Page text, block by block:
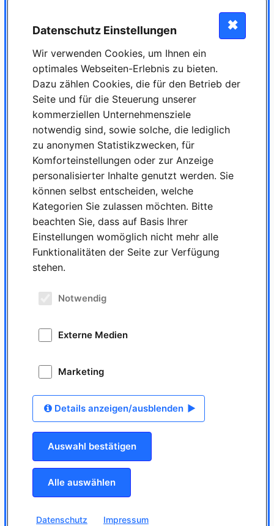
Erfahrung in der zahntechnischen Abrechnung gesammelt und hast diese
auch aktiv angewendet.
Zuverlässigkeit, Teamfähigkeit und Einsatzbereitschaft sind für Dich
Haben wir Interesse geweckt?
Bitte sende uns Deinen Lebenslauf, Anschreiben und Gehaltsvorstellung mit
der Referenz
ADMINFRA2026 Mail
Protilab GmbH
Geleitsstraße 14
60599 Frankfurt
Mehr über uns: Besuche unsere Websitewww.protilab.com
LinkedInfür einen ersten Eindruck.
Wir freuen uns darauf, Dich kennenzulernen!
Deine Ansprechpartnerin
Frau Natalie Bauer
karriere@protilab.com
Datenschutz Einstellungen
Wir verwenden Cookies, um Ihnen ein
optimales Webseiten-Erlebnis zu bieten.
Dazu zählen Cookies, die für den Betrieb der
Seite und für die Steuerung unserer
kommerziellen Unternehmensziele
notwendig sind, sowie solche, die lediglich
zu anonymen Statistikzwecken, für
Komforteinstellungen oder zur Anzeige
personalisierter Inhalte genutzt werden. Sie
können selbst entscheiden, welche
Kategorien Sie zulassen möchten. Bitte
beachten Sie, dass auf Basis Ihrer
Einstellungen womöglich nicht mehr alle
Funktionalitäten der Seite zur Verfügung
stehen.
Notwendig
Externe Medien
Marketing
Details anzeigen/ausblenden
Auswahl bestätigen
Alle auswählen
Datenschutz Impressum
✖